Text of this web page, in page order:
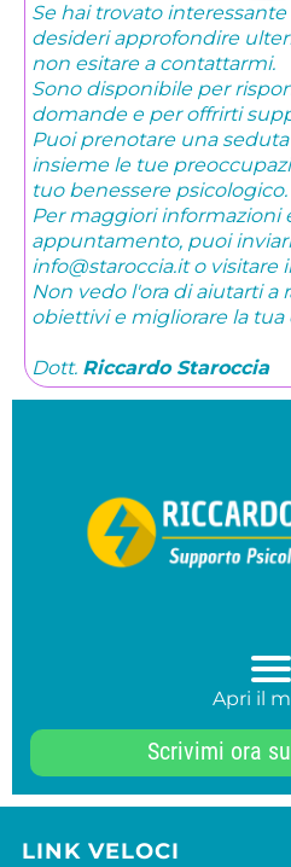
Se hai trovato
desideri approfondire
non esitare a contattarmi.
Sono disponibile per
domande e per offrirti
Puoi prenotare una
insieme le tue
tuo benessere psicologico.
Per maggiori informazioni
appuntamento, puoi
info@staroccia.it o visitare
Non vedo l'ora di aiutarti a
obiettivi e migliorare la tua
Dott. Riccardo Staroccia
Apri il
Scrivimi ora
LINK VELOCI